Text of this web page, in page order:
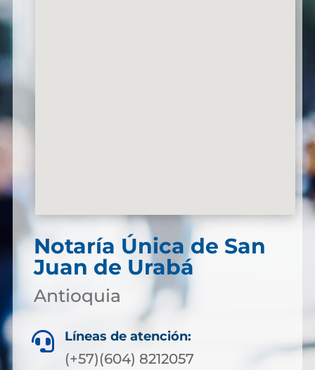
Notaría Única de San
Juan de Urabá
Antioquia
 Líneas de atención:
(+57)(604) 8212057